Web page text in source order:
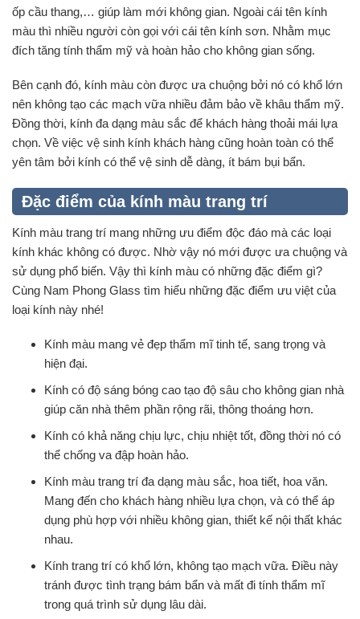
ốp cầu thang,… giúp làm mới không gian. Ngoài cái tên kính
màu thì nhiều người còn gọi với cái tên kính sơn. Nhằm mục
đích tăng tính thẩm mỹ và hoàn hảo cho không gian sống.
Bên cạnh đó, kính màu còn được ưa chuộng bởi nó có khổ lớn
nên không tạo các mạch vữa nhiều đảm bảo về khâu thẩm mỹ.
Đồng thời, kính đa dạng màu sắc để khách hàng thoải mái lựa
chọn. Về việc vệ sinh kính khách hàng cũng hoàn toàn có thể
yên tâm bởi kính có thể vệ sinh dễ dàng, ít bám bụi bẩn.
Đặc điểm của kính màu trang trí
Kính màu trang trí mang những ưu điểm độc đáo mà các loại
kính khác không có được. Nhờ vậy nó mới được ưa chuộng và
sử dụng phổ biến. Vậy thì kính màu có những đặc điểm gì?
Cùng Nam Phong Glass tìm hiểu những đặc điểm ưu việt của
loại kính này nhé!
Kính màu mang vẻ đẹp thẩm mĩ tinh tế, sang trọng và
hiện đại.
Kính có độ sáng bóng cao tạo độ sâu cho không gian nhà
giúp căn nhà thêm phần rộng rãi, thông thoáng hơn.
Kính có khả năng chịu lực, chịu nhiệt tốt, đồng thời nó có
thể chống va đập hoàn hảo.
Kính màu trang trí đa dạng màu sắc, hoa tiết, hoa văn.
Mang đến cho khách hàng nhiều lựa chọn, và có thể áp
dụng phù hợp với nhiều không gian, thiết kế nội thất khác
nhau.
Kính trang trí có khổ lớn, không tạo mạch vữa. Điều này
tránh được tình trạng bám bẩn và mất đi tính thẩm mĩ
trong quá trình sử dụng lâu dài.